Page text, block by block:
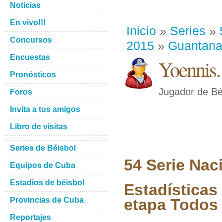
Inicio » Series »
2015 »
Jugador de
54 Serie
Estadísticas
etapa
Noticias
En vivo!!!
Concursos
Encuestas
Pronósticos
Foros
Invita a tus amigos
Libro de visitas
Series de Béisbol
Equipos de Cuba
Estadios de béisbol
Provincias de Cuba
Reportajes